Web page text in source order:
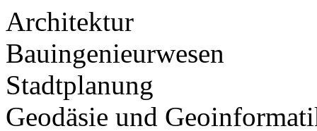
Architektur
Bauingenieurwesen
Stadtplanung
Geodäsie und